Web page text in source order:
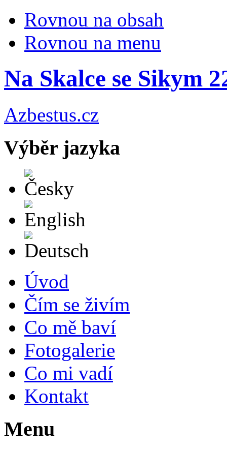
Rovnou na obsah
Rovnou na menu
Na Skalce se Sikym
Azbestus.cz
Výběr jazyka
Úvod
Čím se živím
Co mě baví
Fotogalerie
Co mi vadí
Kontakt
Menu